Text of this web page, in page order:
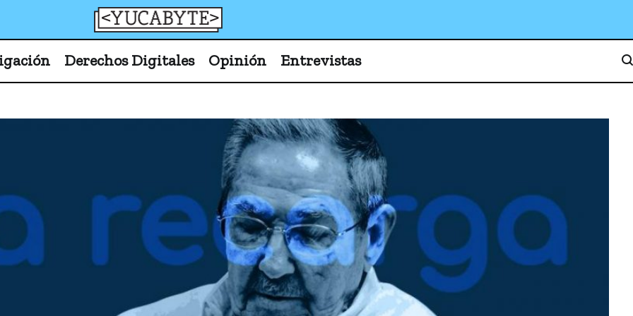
YucaByte
Derechos Digitales Opinión Entrevistas